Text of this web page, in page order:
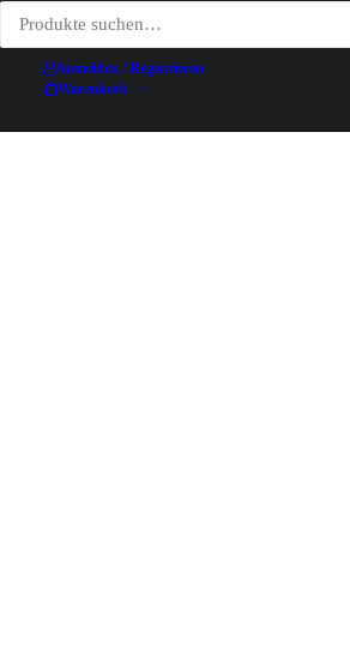
Anmelden / Registrieren
Warenkorb
Filter ausblenden